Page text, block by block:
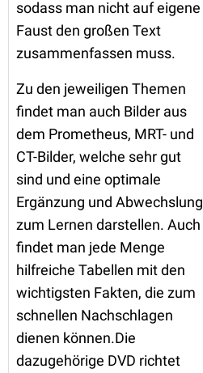
sodass man nicht auf eigene
Faust den großen Text
zusammenfassen muss.
Zu den jeweiligen Themen
findet man auch Bilder aus
dem Prometheus, MRT- und
CT-Bilder, welche sehr gut
sind und eine optimale
Ergänzung und Abwechslung
zum Lernen darstellen. Auch
findet man jede Menge
hilfreiche Tabellen mit den
wichtigsten Fakten, die zum
schnellen Nachschlagen
dienen können.Die
dazugehörige DVD richtet